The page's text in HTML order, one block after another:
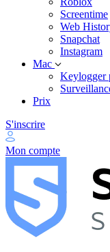
Screentime
Web
Snapchat
Instagram
Mac
Keylogger
Prix
S'inscrire
Mon compte